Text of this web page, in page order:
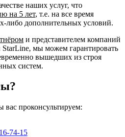
наших услуг, что
на 5 лет, т.е. на все время
либо дополнительных условий.
и представителем компаний
StarLine, мы можем гарантировать
вышедших из строя
систем.
проконсультируем:
74-15